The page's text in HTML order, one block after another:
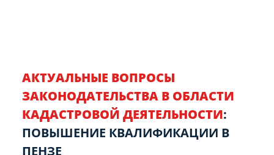
АКТУАЛЬНЫЕ ВОПРОСЫ
ЗАКОНОДАТЕЛЬСТВА В ОБЛАСТИ
КАДАСТРОВОЙ ДЕЯТЕЛЬНОСТИ:
ПОВЫШЕНИЕ КВАЛИФИКАЦИИ В
ПЕНЗЕ